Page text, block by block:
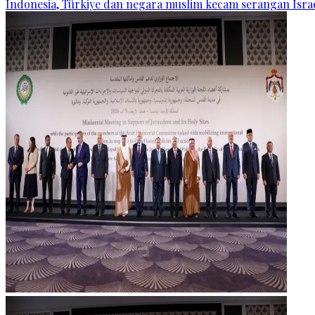
Indonesia, Türkiye dan negara muslim kecam serangan